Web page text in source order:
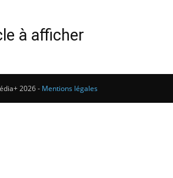
à afficher
2026 - Mentions légales